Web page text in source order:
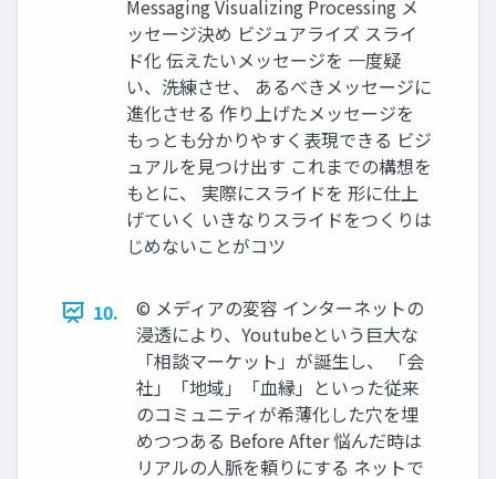
Messaging Visualizing Processing メ
ッセージ決め ビジュアライズ スライ
ド化 伝えたいメッセージを 一度疑
い、洗練させ、 あるべきメッセージに
進化させる 作り上げたメッセージを
もっとも分かりやすく表現できる ビジ
ュアルを見つけ出す これまでの構想を
もとに、 実際にスライドを 形に仕上
げていく いきなりスライドをつくりは
じめないことがコツ
10.
©︎ メディアの変容 インターネットの
浸透により、Youtubeという巨大な
「相談マーケット」が誕生し、 「会
社」「地域」「血縁」といった従来
のコミュニティが希薄化した穴を埋
めつつある Before After 悩んだ時は
リアルの人脈を頼りにする ネットで